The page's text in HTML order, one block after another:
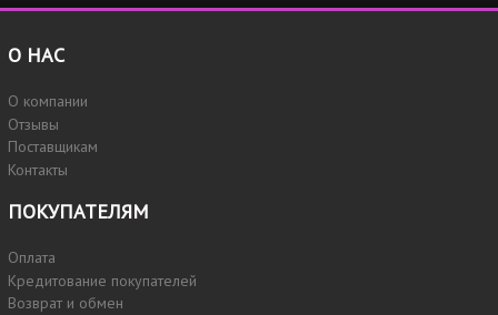
О НАС
О компании
Отзывы
Поставщикам
Контакты
ПОКУПАТЕЛЯМ
Оплата
Кредитование покупателей
Возврат и обмен